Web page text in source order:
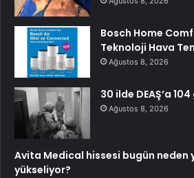
Bosch Home
Teknoloji Hava
Ağustos 8, 2026
30 ilde DEAŞ’a
Ağustos 8, 2026
Avita Medical hissesi bugün neden
yükseliyor?